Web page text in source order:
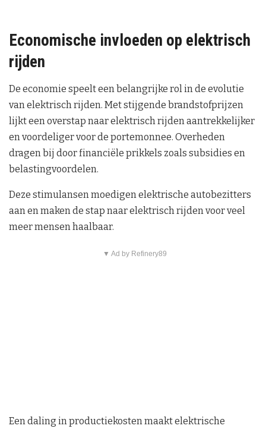
Economische invloeden op elektrisch
rijden
De economie speelt een belangrijke rol in de evolutie
van elektrisch rijden. Met stijgende brandstofprijzen
lijkt een overstap naar elektrisch rijden aantrekkelijker
en voordeliger voor de portemonnee. Overheden
dragen bij door financiële prikkels zoals subsidies en
belastingvoordelen.
Deze stimulansen moedigen elektrische autobezitters
aan en maken de stap naar elektrisch rijden voor veel
meer mensen haalbaar.
▼ Ad by Refinery89
Een daling in productiekosten maakt elektrische